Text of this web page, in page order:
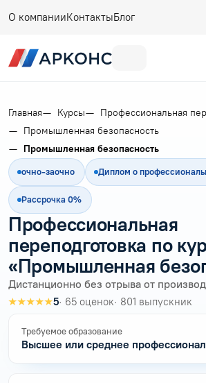
О компанииКонтактыБлог
Главная Курсы
Профессиональная
Промышленная безопасность
Промышленная безопасность
очно-заочно Диплом о
Рассрочка 0%
Профессиональная
переподготовка по
«Промышленная
Дистанционно без отрыва от
★★★★★5· 65 оценок· 801 выпускник
Требуемое образование
Высшее или среднее